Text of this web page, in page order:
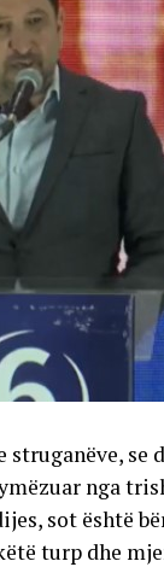
nga
sot është
turp dhe